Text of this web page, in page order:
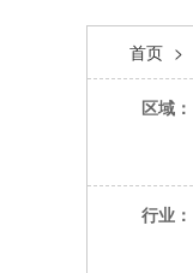
首页 >
区域：
行业：